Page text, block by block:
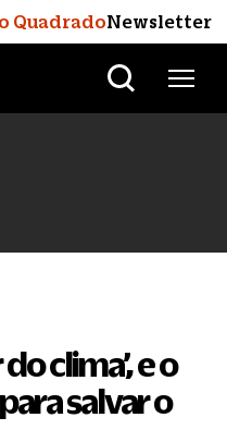
QuadradoNewsletter
clima’, e o
salvar o